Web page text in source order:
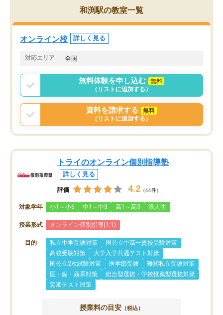
うちの子は、初回面談の講師の方で決
オンラインツールを使用した単語帳の
共有があり宿題もそちらで出される形
でした。
言う事で講師変更の申し出があり、あ
まりに短期での変更だった為、塾に通
う事にして退会しました。遅れも取り
戻せ、授業内容や講師の方は良かった
と思います。
くなってきたようなので
和渕駅の教室一覧
オンライン校 詳しく見る
対応エリア 全国
無料体験を申し込む
無料
（リストに追加する）
資料を請求する
無料
（リストに追加する）
トライのオンライン個別指導塾
詳しく見る
評価 4.2 （44件）
対象学年 小1～小6 中1～中3 高1～高3 浪人生
授業形式 オンライン個別指導(1:1)
目的 私立中学受験対策
国公立中高一貫校受験対策
高校受験対策
大学入学共通テスト対策
国公立2次試験対策
医学部受験
難関私立受験対策
医・歯・薬系対策
総合型選抜・学校推薦型選抜対策
定期テスト対策
授業料の目安 （税込）